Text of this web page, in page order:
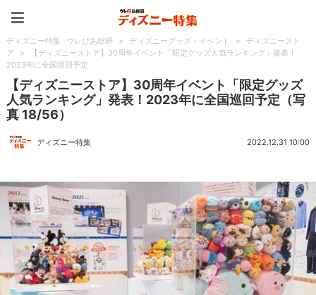
ディズニー特集 -ウレぴあ総研 > ディズニーグッズ・イベント >
ディズニースト
ア
>
【ディズニーストア】30周年イベント「限定グッズ人気ランキング」発表！
2023年に全国巡回予定
【ディズニーストア】30周年イベント「限定グッズ
人気ランキング」発表！2023年に全国巡回予定（写
真 18/56）
ディズニー特集 2022.12.31 10:00